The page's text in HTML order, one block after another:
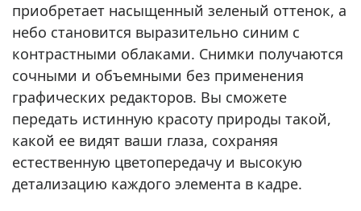
приобретает насыщенный зеленый оттенок, а
небо становится выразительно синим с
контрастными облаками. Снимки получаются
сочными и объемными без применения
графических редакторов. Вы сможете
передать истинную красоту природы такой,
какой ее видят ваши глаза, сохраняя
естественную цветопередачу и высокую
детализацию каждого элемента в кадре.